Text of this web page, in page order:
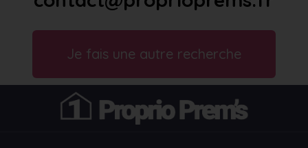
Je fais une autre recherche